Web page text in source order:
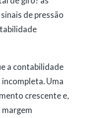
de pressão
a contabilidade
Uma
crescente e,